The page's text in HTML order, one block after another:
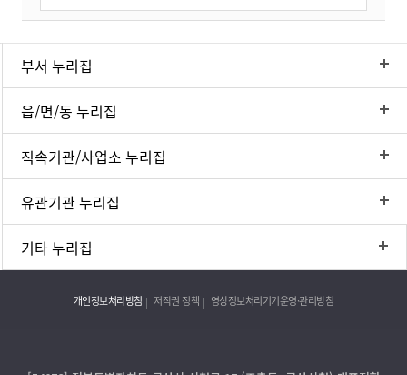
부서 누리집
읍/면/동 누리집
직속기관/사업소 누리집
유관기관 누리집
기타 누리집
개인정보처리방침 저작권 정책 영상정보처리기기운영·관리방침